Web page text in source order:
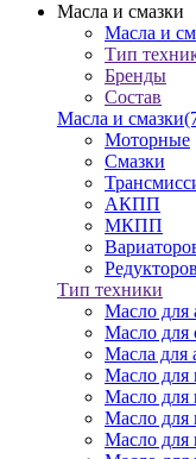
Масла и смазки
Масла и
Тип
Бренды
Состав
Масла и смазки
Моторные
Смазки
АКПП
МКПП
Редукторов
Тип техники
Масло для
Масло для
Масла для
Масло для
Масло для
Масло для
Масло для